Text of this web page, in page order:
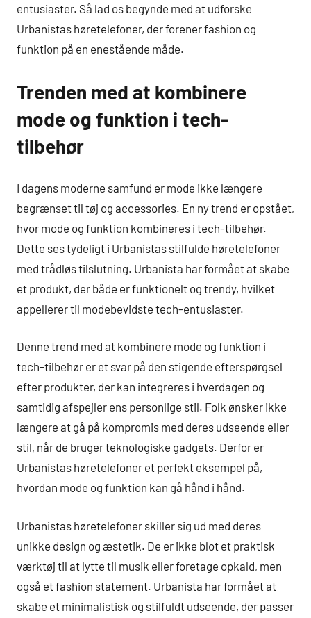
entusiaster. Så lad os begynde med at udforske
Urbanistas høretelefoner, der forener fashion og
funktion på en enestående måde.
Trenden med at kombinere
mode og funktion i tech-
tilbehør
I dagens moderne samfund er mode ikke længere
begrænset til tøj og accessories. En ny trend er opstået,
hvor mode og funktion kombineres i tech-tilbehør.
Dette ses tydeligt i Urbanistas stilfulde høretelefoner
med trådløs tilslutning. Urbanista har formået at skabe
et produkt, der både er funktionelt og trendy, hvilket
appellerer til modebevidste tech-entusiaster.
Denne trend med at kombinere mode og funktion i
tech-tilbehør er et svar på den stigende efterspørgsel
efter produkter, der kan integreres i hverdagen og
samtidig afspejler ens personlige stil. Folk ønsker ikke
længere at gå på kompromis med deres udseende eller
stil, når de bruger teknologiske gadgets. Derfor er
Urbanistas høretelefoner et perfekt eksempel på,
hvordan mode og funktion kan gå hånd i hånd.
Urbanistas høretelefoner skiller sig ud med deres
unikke design og æstetik. De er ikke blot et praktisk
værktøj til at lytte til musik eller foretage opkald, men
også et fashion statement. Urbanista har formået at
skabe et minimalistisk og stilfuldt udseende, der passer